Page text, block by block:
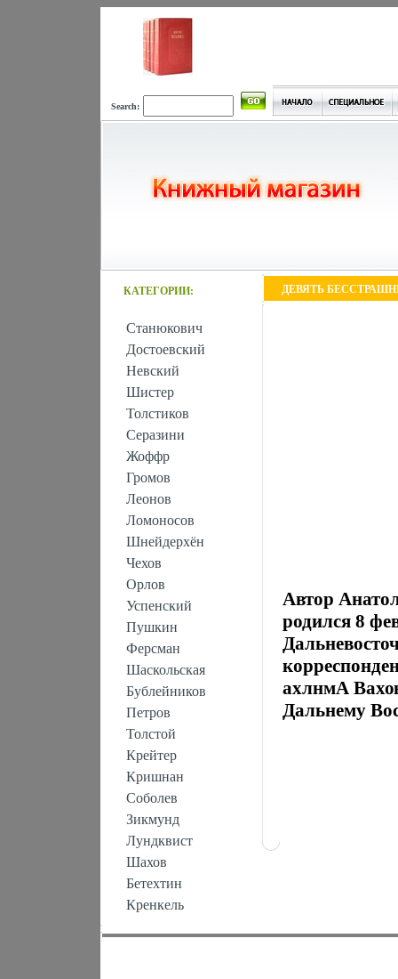
Search:
КАТЕГОРИИ:
Станюкович
Достоевский
Невский
Шистер
Толстиков
Серазини
Жоффр
Громов
Леонов
Ломоносов
Шнейдерхён
Чехов
Орлов
Успенский
Пушкин
Ферсман
Шаскольская
Бублейников
Петров
Толстой
Крейтер
Кришнан
Соболев
Зикмунд
Лундквист
Шахов
Бетехтин
Кренкель
ДЕВЯТЬ
Автор
родился 8
ахлнмА
Дальнему